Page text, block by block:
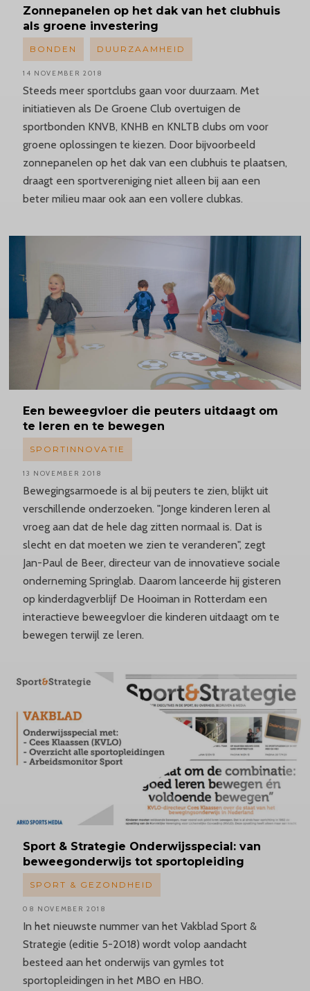
Zonnepanelen op het dak van het clubhuis
als groene investering
Steeds meer sportclubs gaan voor duurzaam. Met
initiatieven als De Groene Club overtuigen de
sportbonden KNVB, KNHB en KNLTB clubs om voor
groene oplossingen te kiezen. Door bijvoorbeeld
zonnepanelen op het dak van een clubhuis te plaatsen,
draagt een sportvereniging niet alleen bij aan een
beter milieu maar ook aan een vollere clubkas.
BONDEN DUURZAAMHEID
14 NOVEMBER 2018
Een beweegvloer die peuters uitdaagt om
te leren en te bewegen
Bewegingsarmoede is al bij peuters te zien, blijkt uit
verschillende onderzoeken. "Jonge kinderen leren al
vroeg aan dat de hele dag zitten normaal is. Dat is
slecht en dat moeten we zien te veranderen", zegt
Jan-Paul de Beer, directeur van de innovatieve sociale
onderneming Springlab. Daarom lanceerde hij gisteren
op kinderdagverblijf De Hooiman in Rotterdam een
interactieve beweegvloer die kinderen uitdaagt om te
bewegen terwijl ze leren.
SPORTINNOVATIE
13 NOVEMBER 2018
Sport & Strategie Onderwijsspecial: van
beweegonderwijs tot sportopleiding
In het nieuwste nummer van het Vakblad Sport &
Strategie (editie 5-2018) wordt volop aandacht
besteed aan het onderwijs van gymles tot
sportopleidingen in het MBO en HBO.
SPORT & GEZONDHEID
08 NOVEMBER 2018